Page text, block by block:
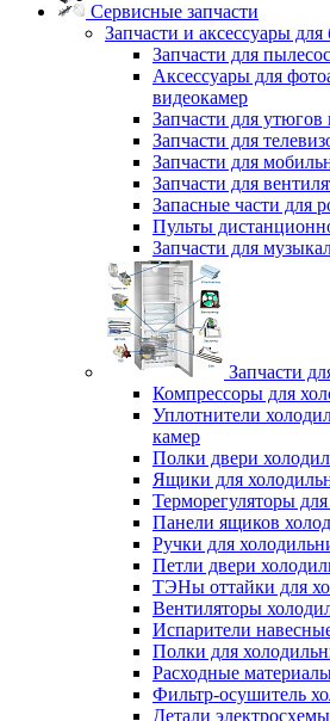
Сервисные запчасти
Запчасти и аксессуары
Запчасти для
Аксессуары для
видеокамер
Запчасти для утюгов
Запчасти для
Запчасти для
Запчасти для
Запасные части для
Пульты
Запчасти для
Запчасти
Компрессоры для
Уплотнители
камер
Полки двери
Ящики для
Терморегуляторы
Панели ящиков
Ручки для
Петли двери
ТЭНы оттайки для
Вентиляторы
Испарители
Полки для
Расходные
Фильтр-осушитель
Детали